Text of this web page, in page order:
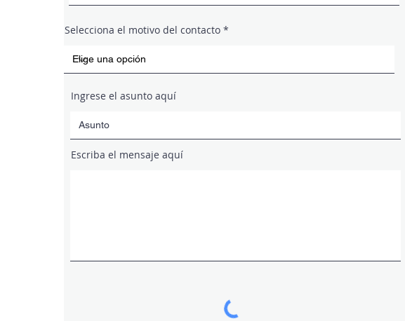
Selecciona el motivo del contacto
Ingrese el asunto aquí
Escriba el mensaje aquí